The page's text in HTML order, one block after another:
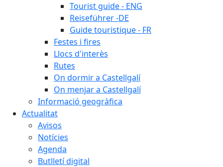
Tourist guide - ENG
Reiseführer -DE
Guide touristique - FR
Festes i fires
Llocs d'interès
Rutes
On dormir a Castellgalí
On menjar a Castellgalí
Informació geogràfica
Actualitat
Avisos
Notícies
Agenda
Butlletí digital